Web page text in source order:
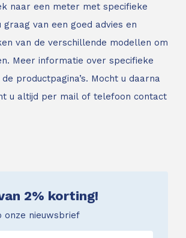
naar een meter met specifieke
van een goed advies en
van de verschillende modellen om
Meer informatie over specifieke
productpagina’s. Mocht u daarna
u altijd per mail of telefoon contact
2% korting!
onze nieuwsbrief